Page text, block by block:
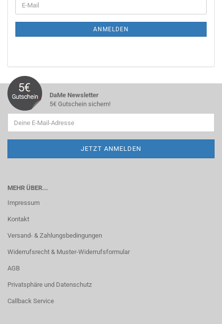
ZUR
E-
Mail
ANMELDEN
DaMe Newsletter
5€ Gutschein sichern!
MEHR ÜBER...
Impressum
Kontakt
Versand- & Zahlungsbedingungen
Widerrufsrecht & Muster-Widerrufsformular
AGB
Privatsphäre und Datenschutz
Callback Service